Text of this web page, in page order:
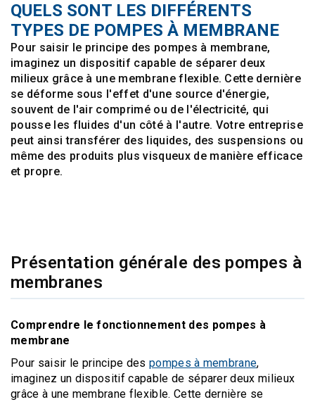
QUELS SONT LES DIFFÉRENTS
TYPES DE POMPES À MEMBRANE
Pour saisir le principe des pompes à membrane,
imaginez un dispositif capable de séparer deux
milieux grâce à une membrane flexible. Cette dernière
se déforme sous l'effet d'une source d'énergie,
souvent de l'air comprimé ou de l'électricité, qui
pousse les fluides d'un côté à l'autre. Votre entreprise
peut ainsi transférer des liquides, des suspensions ou
même des produits plus visqueux de manière efficace
et propre.
Présentation générale des pompes à
membranes
Comprendre le fonctionnement des pompes à
membrane
Pour saisir le principe des pompes à membrane,
imaginez un dispositif capable de séparer deux milieux
grâce à une membrane flexible. Cette dernière se